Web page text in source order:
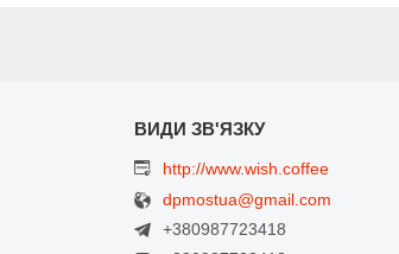
http://www.wish.coffee
dpmostua@gmail.com
+380987723418